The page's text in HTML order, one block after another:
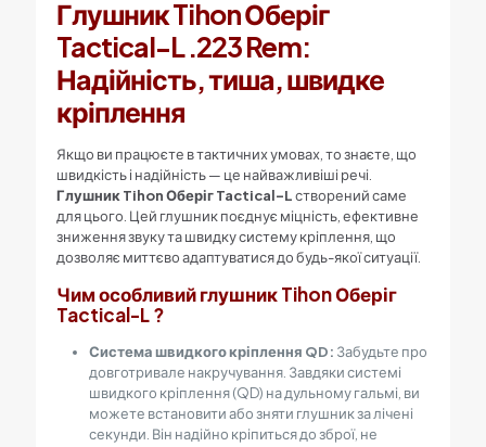
Глушник Tihon Оберіг
Tactical-L .223 Rem:
Надійність, тиша, швидке
кріплення
Якщо ви працюєте в тактичних умовах, то знаєте, що
швидкість і надійність — це найважливіші речі.
Глушник Tihon Оберіг Tactical-Lстворений саме
для цього. Цей глушник поєднує міцність, ефективне
зниження звуку та швидку систему кріплення, що
дозволяє миттєво адаптуватися до будь-якої ситуації.
Чим особливий глушник Tihon Оберіг
Tactical-L ?
Система швидкого кріплення QD: Забудьте про
довготривале накручування. Завдяки системі
швидкого кріплення (QD) на дульному гальмі, ви
можете встановити або зняти глушник за лічені
секунди. Він надійно кріпиться до зброї, не